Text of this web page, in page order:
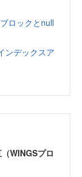
ロックとnull
デックスア
WINGSプロ